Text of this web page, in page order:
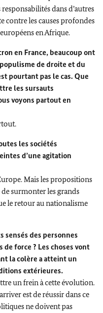
dans d’autres
contre les causes profondes
en Afrique.
en France, beaucoup ont
de droite et du
pourtant pas le cas. Que
les sursauts
voyons partout en
les sociétés
d’une agitation
Mais les propositions
surmonter les grands
le retour au nationalisme
sensés des personnes
force ? Les choses vont
la colère a atteint un
extérieures.
un frein à cette évolution.
est de réussir dans ce
ne doivent pas